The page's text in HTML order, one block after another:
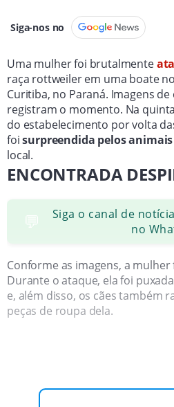
Siga-nos no
Uma mulher foi brutalmente
raça rottweiler em uma boate
Curitiba, no Paraná. Imagens
registram o momento. Na
do estabelecimento por volta
foisurpreendida pelos animais
local.
ENCONTRADA
💬
Siga o canal de
no
Conforme as imagens, a mulher
Durante o ataque, ela foi
e, além disso, os cães também
peças de roupa dela.